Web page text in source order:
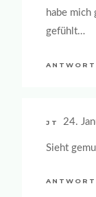
habe
gefühlt…
JT 24.
Sieht